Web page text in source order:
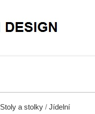
Stoly a stolky / Jídelní